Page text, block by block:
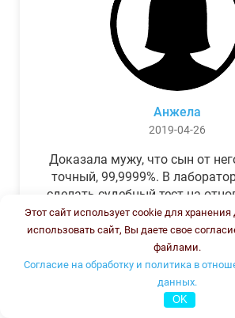
Анжела
2019-04-26
Доказала мужу, что сын от
точный, 99,9999%. В
сделать судебный тест на
можно было предъявить в
был готов через
обещали.Теперь муж бегает и
Этот сайт использует cookie для
использовать сайт, Вы даете свое
файлами.
Согласие на обработку и политика в
данных.
OK